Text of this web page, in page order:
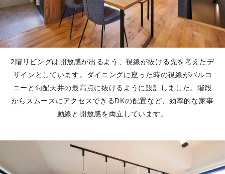
2階リビングは開放感が出るよう、視線が抜ける先を考えたデ
ザインとしています。ダイニングに座った時の視線がバルコ
ニーと勾配天井の最高点に抜けるように設計しました。階段
からスムーズにアクセスできるDKの配置など、効率的な家事
動線と開放感を両立しています。